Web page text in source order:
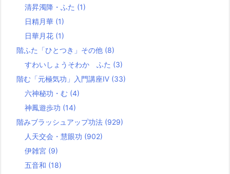
清昇濁降・ふた (1)
日精月華 (1)
日華月花 (1)
階ふた「ひとつき」その他 (8)
すわいしょうそわか ふた (3)
階む「元極気功」入門講座Ⅳ (33)
六神秘功・む (4)
神鳳遊歩功 (14)
階みブラッシュアップ功法 (929)
人天交会・慧眼功 (902)
伊雑宮 (9)
五音和 (18)